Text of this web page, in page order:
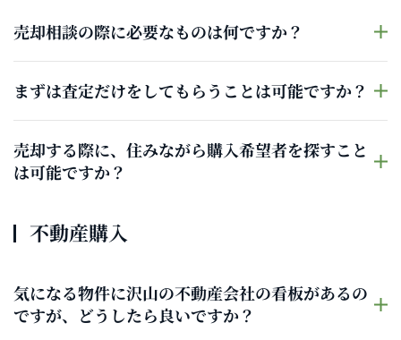
売却相談の際に必要なものは何ですか？
まずは査定だけをしてもらうことは可能ですか？
売却する際に、住みながら購入希望者を探すこと
は可能ですか？
不動産購入
気になる物件に沢山の不動産会社の看板があるの
ですが、どうしたら良いですか？